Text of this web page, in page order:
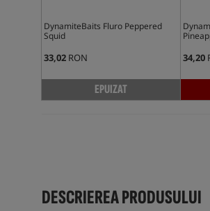
DynamiteBaits Fluro Peppered
Squid
33,02RON
EPUIZAT
34,20
DESCRIEREA PRODUSULUI